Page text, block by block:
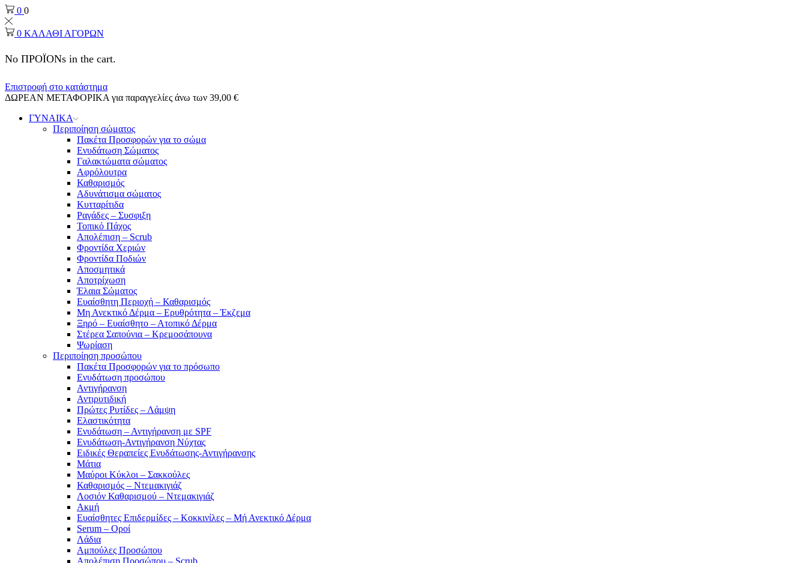
0 0
0 ΚΑΛΑΘΙ ΑΓΟΡΩΝ
No ΠΡΟΪΟΝs in the cart.
Επιστροφή στο κατάστημα
ΔΩΡΕΑΝ ΜΕΤΑΦΟΡΙΚΑ για παραγγελίες άνω των 39,00 €
ΓΥΝΑΙΚΑ
Περιποίηση σώματος
Πακέτα Προσφορών για το σώμα
Ενυδάτωση Σώματος
Γαλακτώματα σώματος
Αφρόλουτρα
Καθαρισμός
Αδυνάτισμα σώματος
Κυτταρίτιδα
Ραγάδες – Συσφιξη
Τοπικό Πάχος
Απολέπιση – Scrub
Φροντίδα Χεριών
Φροντίδα Ποδιών
Αποσμητικά
Αποτρίχωση
Έλαια Σώματος
Ευαίσθητη Περιοχή – Καθαρισμός
Μη Ανεκτικό Δέρμα – Ερυθρότητα – Έκζεμα
Ξηρό – Ευαίσθητο – Ατοπικό Δέρμα
Στέρεα Σαπούνια – Κρεμοσάπουνα
Ψωρίαση
Περιποίηση προσώπου
Πακέτα Προσφορών για το πρόσωπο
Ενυδάτωση προσώπου
Αντιγήρανση
Αντιρυτιδική
Πρώτες Ρυτίδες – Λάμψη
Ελαστικότητα
Ενυδάτωση – Αντιγήρανση με SPF
Ενυδάτωση-Αντιγήρανση Νύχτας
Ειδικές Θεραπείες Ενυδάτωσης-Αντιγήρανσης
Μάτια
Μαύροι Κύκλοι – Σακκούλες
Καθαρισμός – Ντεμακιγιάζ
Λοσιόν Καθαρισμού – Ντεμακιγιάζ
Ακμή
Ευαίσθητες Επιδερμίδες – Κοκκινίλες – Μή Ανεκτικό Δέρμα
Serum – Οροί
Λάδια
Αμπούλες Προσώπου
Απολέπιση Προσώπου – Scrub